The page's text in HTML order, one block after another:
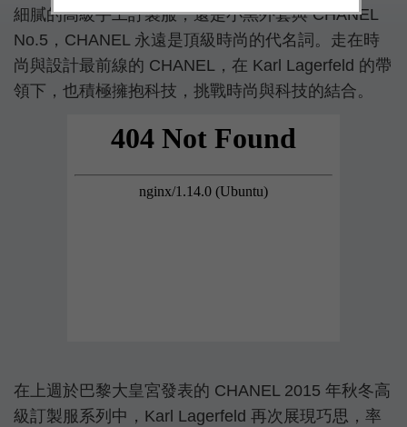
細膩的高級手工訂製服，還是小黑外套與 CHANEL
No.5，CHANEL 永遠是頂級時尚的代名詞。走在時
尚與設計最前線的 CHANEL，在 Karl Lagerfeld 的帶
領下，也積極擁抱科技，挑戰時尚與科技的結合。
在上週於巴黎大皇宮發表的 CHANEL 2015 年秋冬高
級訂製服系列中，Karl Lagerfeld 再次展現巧思，率